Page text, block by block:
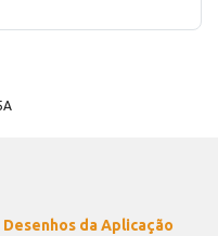
Desenhos da Aplicação